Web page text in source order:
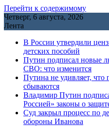
Перейти к содержимому
Четверг, 6 августа, 2026
Лента
В России утвердили
детских пособий
Путин подписал новые
СВО: что изменится
Путина не удивляет, что
сбываются
Владимир Путин
Россией» законы о
Cуд закрыл процесс по
обороны Иванова